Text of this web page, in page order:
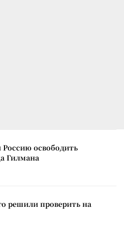
освободить
Гилмана
решили проверить на